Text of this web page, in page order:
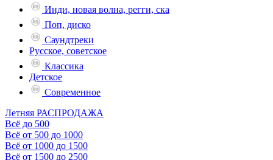
Инди, новая волна, регги, ска
Поп, диско
Саундтреки
Русское, советское
Классика
Детское
Современное
Летняя РАСПРОДАЖА
Всё до 500
Всё от 500 до 1000
Всё от 1000 до 1500
Всё от 1500 до 2500